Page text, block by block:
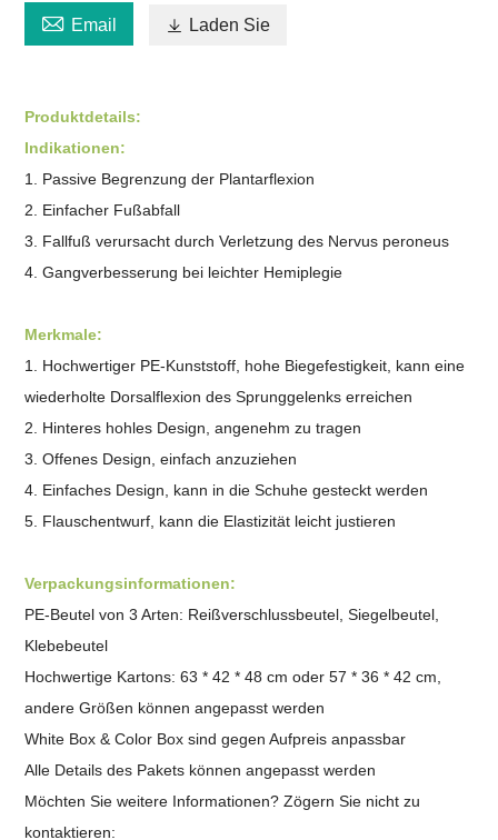
 Email  Laden Sie
Produktdetails:
Indikationen:
1. Passive Begrenzung der Plantarflexion
2. Einfacher Fußabfall
3. Fallfuß verursacht durch Verletzung des Nervus peroneus
4. Gangverbesserung bei leichter Hemiplegie
Merkmale:
1. Hochwertiger PE-Kunststoff, hohe Biegefestigkeit, kann eine
wiederholte Dorsalflexion des Sprunggelenks erreichen
2. Hinteres hohles Design, angenehm zu tragen
3. Offenes Design, einfach anzuziehen
4. Einfaches Design, kann in die Schuhe gesteckt werden
5. Flauschentwurf, kann die Elastizität leicht justieren
Verpackungsinformationen:
PE-Beutel von 3 Arten: Reißverschlussbeutel, Siegelbeutel,
Klebebeutel
Hochwertige Kartons: 63 * 42 * 48 cm oder 57 * 36 * 42 cm,
andere Größen können angepasst werden
White Box & Color Box sind gegen Aufpreis anpassbar
Alle Details des Pakets können angepasst werden
Möchten Sie weitere Informationen? Zögern Sie nicht zu
kontaktieren: